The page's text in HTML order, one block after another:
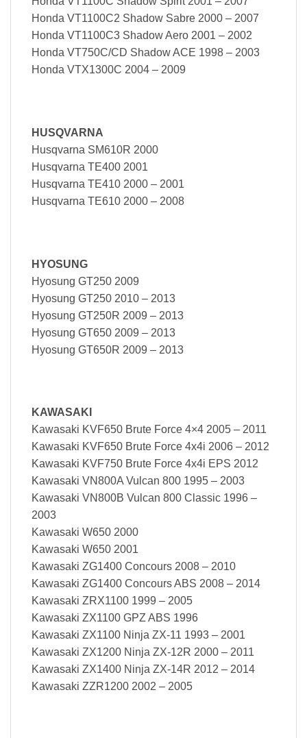
Honda VT1100C2 Shadow Sabre 2000 – 2007
Honda VT1100C3 Shadow Aero 2001 – 2002
Honda VT750C/CD Shadow ACE 1998 – 2003
Honda VTX1300C 2004 – 2009
HUSQVARNA
Husqvarna SM610R 2000
Husqvarna TE400 2001
Husqvarna TE410 2000 – 2001
Husqvarna TE610 2000 – 2008
HYOSUNG
Hyosung GT250 2009
Hyosung GT250 2010 – 2013
Hyosung GT250R 2009 – 2013
Hyosung GT650 2009 – 2013
Hyosung GT650R 2009 – 2013
KAWASAKI
Kawasaki KVF650 Brute Force 4×4 2005 – 2011
Kawasaki KVF650 Brute Force 4x4i 2006 – 2012
Kawasaki KVF750 Brute Force 4x4i EPS 2012
Kawasaki VN800A Vulcan 800 1995 – 2003
Kawasaki VN800B Vulcan 800 Classic 1996 –
2003
Kawasaki W650 2000
Kawasaki W650 2001
Kawasaki ZG1400 Concours 2008 – 2010
Kawasaki ZG1400 Concours ABS 2008 – 2014
Kawasaki ZRX1100 1999 – 2005
Kawasaki ZX1100 GPZ ABS 1996
Kawasaki ZX1100 Ninja ZX-11 1993 – 2001
Kawasaki ZX1200 Ninja ZX-12R 2000 – 2011
Kawasaki ZX1400 Ninja ZX-14R 2012 – 2014
Kawasaki ZZR1200 2002 – 2005